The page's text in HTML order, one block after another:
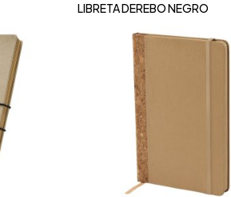
LIBRETA DEREBO NEGRO